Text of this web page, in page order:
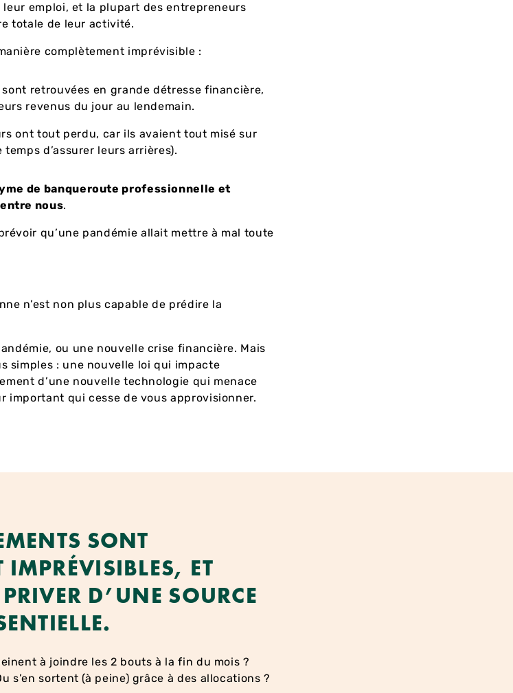
leur emploi, et la plupart des entrepreneurs
totale de leur activité.
complètement imprévisible :
retrouvées en grande détresse financière,
revenus du jour au lendemain.
ont tout perdu, car ils avaient tout misé sur
d’assurer leurs arrières).
de banqueroute professionnelle et
nous.
qu’une pandémie allait mettre à mal toute
n’est non plus capable de prédire la
ou une nouvelle crise financière. Mais
simples : une nouvelle loi qui impacte
d’une nouvelle technologie qui menace
important qui cesse de vous approvisionner.
SONT
IMPRÉVISIBLES, ET
D’UNE SOURCE
à joindre les 2 bouts à la fin du mois ?
s’en sortent (à peine) grâce à des allocations ?